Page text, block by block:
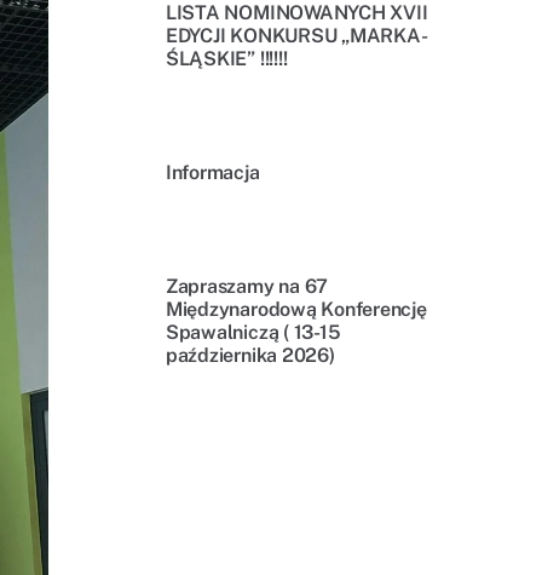
LISTA NOMINOWANYCH XVII
EDYCJI KONKURSU „MARKA-
ŚLĄSKIE” !!!!!!
Informacja
Zapraszamy na 67
Międzynarodową Konferencję
Spawalniczą ( 13-15
października 2026)